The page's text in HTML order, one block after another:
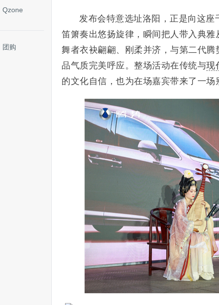
Qzone
团购
发布会特意选址洛阳，正是向这
笛箫奏出悠扬旋律，瞬间把人带入典
舞者衣袂翩翩、刚柔并济，与第二代
品气质完美呼应。整场活动在传统与现
的文化自信，也为在场嘉宾带来了一